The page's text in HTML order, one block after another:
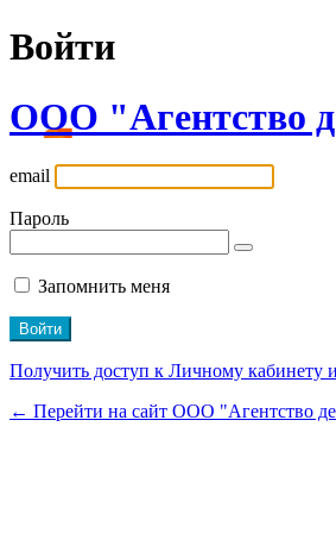
Войти
ООО "Агентство
email
Пароль
Запомнить меня
Получить доступ к Личному кабинету
← Перейти на сайт ООО "Агентство